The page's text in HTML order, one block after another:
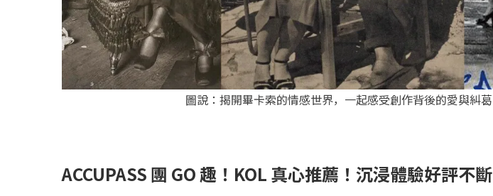
圖說：揭開畢卡索的情感世界，一起感受創作背後的愛與糾葛
ACCUPASS 團 GO 趣！KOL 真心推薦！沉浸體驗好評不斷